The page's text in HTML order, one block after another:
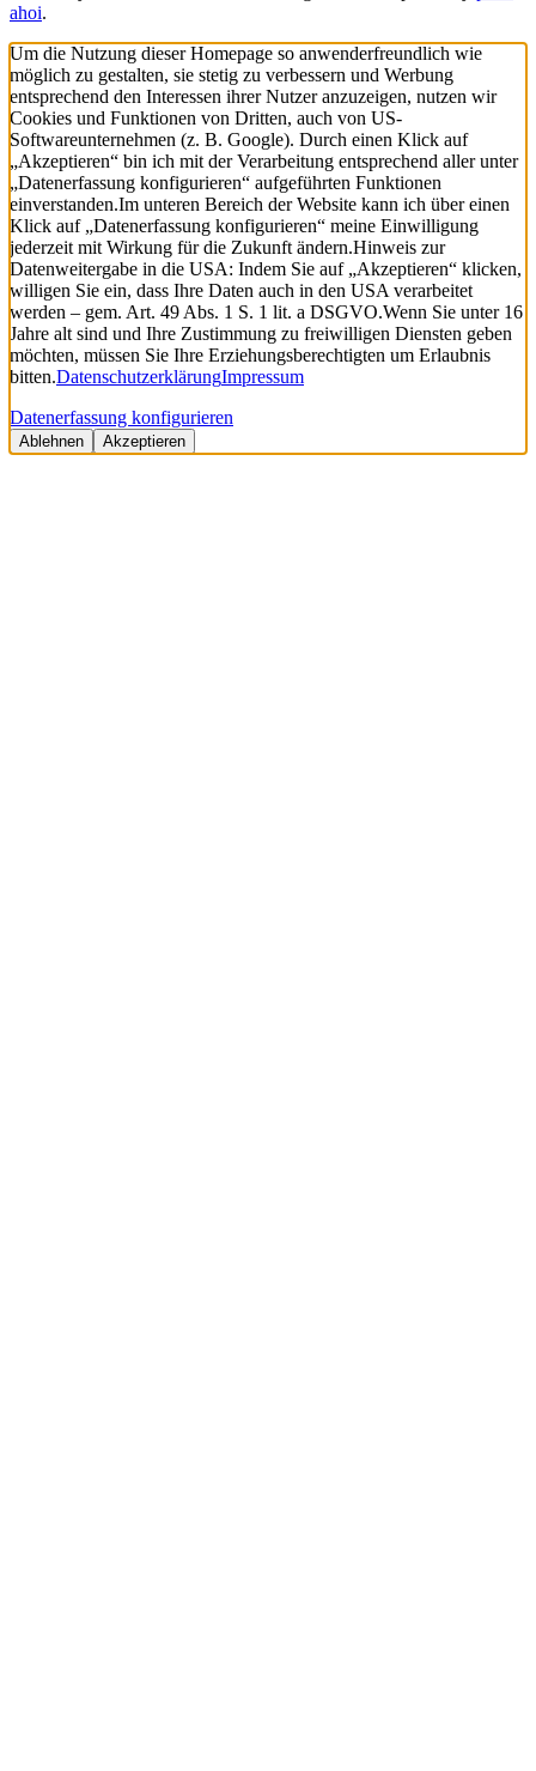
ahoi.
Um die Nutzung dieser Homepage so anwenderfreundlich wie
möglich zu gestalten, sie stetig zu verbessern und Werbung
entsprechend den Interessen ihrer Nutzer anzuzeigen, nutzen wir
Cookies und Funktionen von Dritten, auch von US-
Softwareunternehmen (z. B. Google). Durch einen Klick auf
„Akzeptieren“ bin ich mit der Verarbeitung entsprechend aller unter
„Datenerfassung konfigurieren“ aufgeführten Funktionen
einverstanden.Im unteren Bereich der Website kann ich über einen
Klick auf „Datenerfassung konfigurieren“ meine Einwilligung
jederzeit mit Wirkung für die Zukunft ändern.Hinweis zur
Datenweitergabe in die USA: Indem Sie auf „Akzeptieren“ klicken,
willigen Sie ein, dass Ihre Daten auch in den USA verarbeitet
werden – gem. Art. 49 Abs. 1 S. 1 lit. a DSGVO.Wenn Sie unter 16
Jahre alt sind und Ihre Zustimmung zu freiwilligen Diensten geben
möchten, müssen Sie Ihre Erziehungsberechtigten um Erlaubnis
bitten.DatenschutzerklärungImpressum
Datenerfassung konfigurieren
Ablehnen Akzeptieren